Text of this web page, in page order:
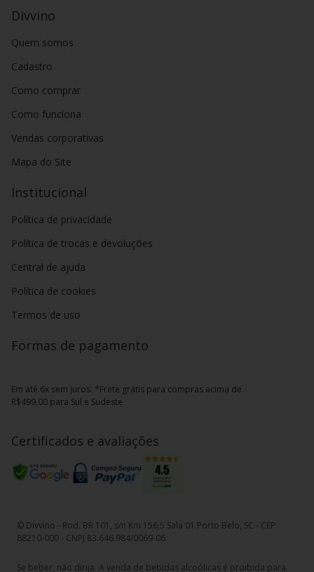
Divvino
Quem somos
Cadastro
Como comprar
Como funciona
Vendas corporativas
Mapa do Site
Institucional
Política de privacidade
Política de trocas e devoluções
Central de ajuda
Política de cookies
Termos de uso
Formas de pagamento
Em até 6x sem juros. *Frete grátis para compras acima de
R$499,00 para Sul e Sudeste
Certificados e avaliações
© Divvino - Rod. BR 101, s/n Km 156,5 Sala 01 Porto Belo, SC - CEP
88210-000 - CNPJ 83.646.984/0069-06.
Se beber, não dirija. A venda de bebidas alcoólicas é proibida para